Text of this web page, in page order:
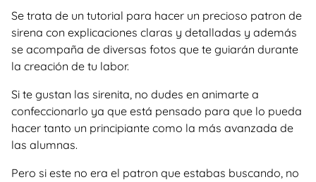
Se trata de un tutorial para hacer un precioso patron de
sirena con explicaciones claras y detalladas y además
se acompaña de diversas fotos que te guiarán durante
la creación de tu labor.
Si te gustan las sirenita, no dudes en animarte a
confeccionarlo ya que está pensado para que lo pueda
hacer tanto un principiante como la más avanzada de
las alumnas.
Pero si este no era el patron que estabas buscando, no